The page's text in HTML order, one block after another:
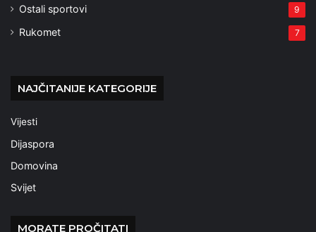
Ostali sportovi 9
Rukomet 7
NAJČITANIJE KATEGORIJE
Vijesti
Dijaspora
Domovina
Svijet
MORATE PROČITATI